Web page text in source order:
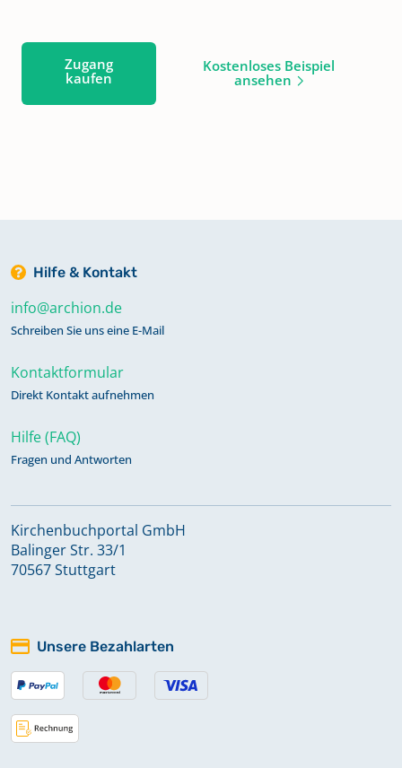
Zugang
kaufen
Kostenloses Beispiel
ansehen
Hilfe & Kontakt
info@archion.de
Schreiben Sie uns eine E-Mail
Kontaktformular
Direkt Kontakt aufnehmen
Hilfe (FAQ)
Fragen und Antworten
Kirchenbuchportal GmbH
Balinger Str. 33/1
70567 Stuttgart
Unsere Bezahlarten